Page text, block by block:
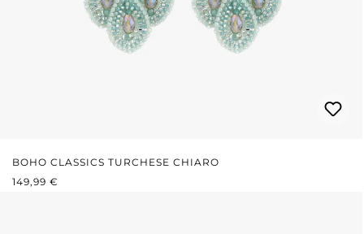
BOHO CLASSICS TURCHESE CHIARO
PREZZO NORMALE:
149,99 €